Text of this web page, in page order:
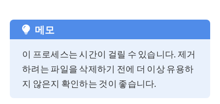
메모
이 프로세스는 시간이 걸릴 수 있습니다. 제거
하려는 파일을 삭제하기 전에 더 이상 유용하
지 않은지 확인하는 것이 좋습니다.